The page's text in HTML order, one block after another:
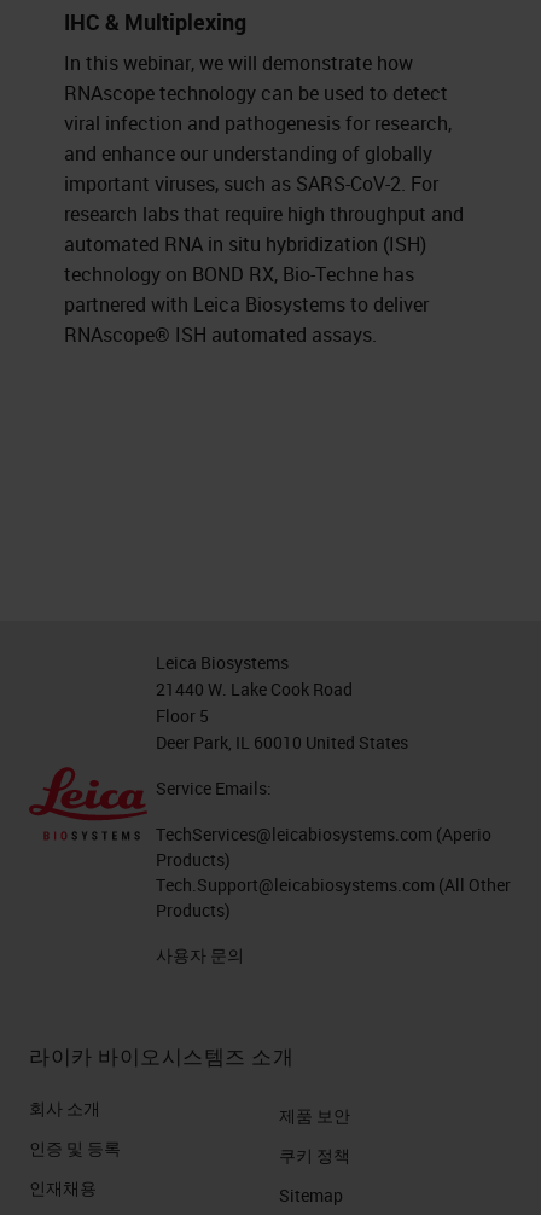
IHC & Multiplexing
In this webinar, we will demonstrate how
RNAscope technology can be used to detect
viral infection and pathogenesis for research,
and enhance our understanding of globally
important viruses, such as SARS-CoV-2. For
research labs that require high throughput and
automated RNA in situ hybridization (ISH)
technology on BOND RX, Bio-Techne has
partnered with Leica Biosystems to deliver
RNAscope® ISH automated assays.
Leica Biosystems
21440 W. Lake Cook Road
Floor 5
Deer Park, IL 60010 United States
Service Emails:
TechServices@leicabiosystems.com (Aperio
Products)
Tech.Support@leicabiosystems.com (All Other
Products)
사용자 문의
라이카 바이오시스템즈 소개
회사 소개
인증 및 등록
인재채용
제품 보안
쿠키 정책
Sitemap